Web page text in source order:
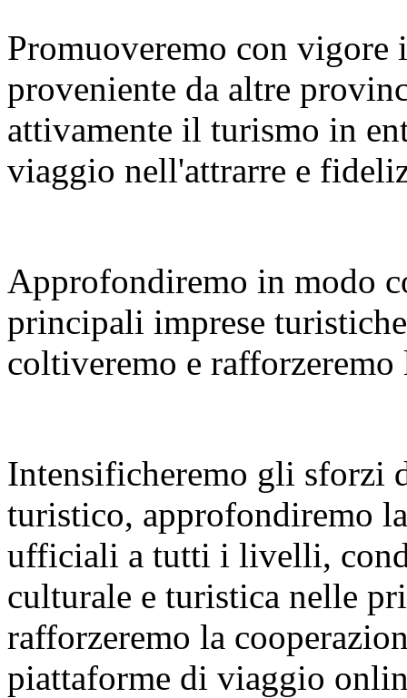
Promuoveremo con
proveniente da altre
attivamente il turismo in
viaggio nell'attrarre e
Approfondiremo in modo
principali imprese
coltiveremo e
Intensificheremo gli sforzi
turistico, approfondiremo
ufficiali a tutti i livelli,
culturale e turistica nelle
rafforzeremo la
piattaforme di viaggio